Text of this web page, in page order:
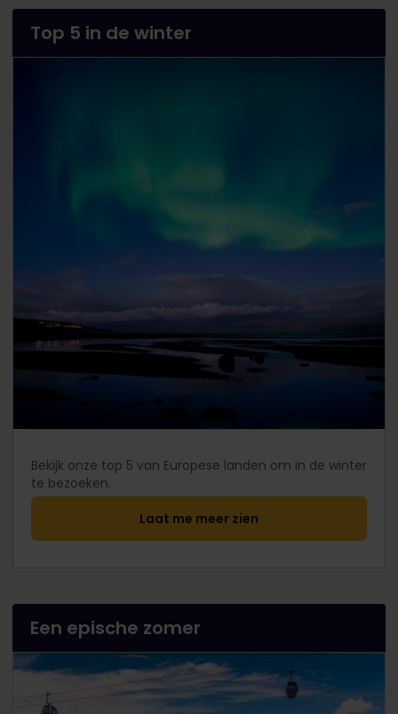
Top 5 in de winter
Bekijk onze top 5 van Europese landen om in de winter
te bezoeken.
Laat me meer zien
Een epische zomer